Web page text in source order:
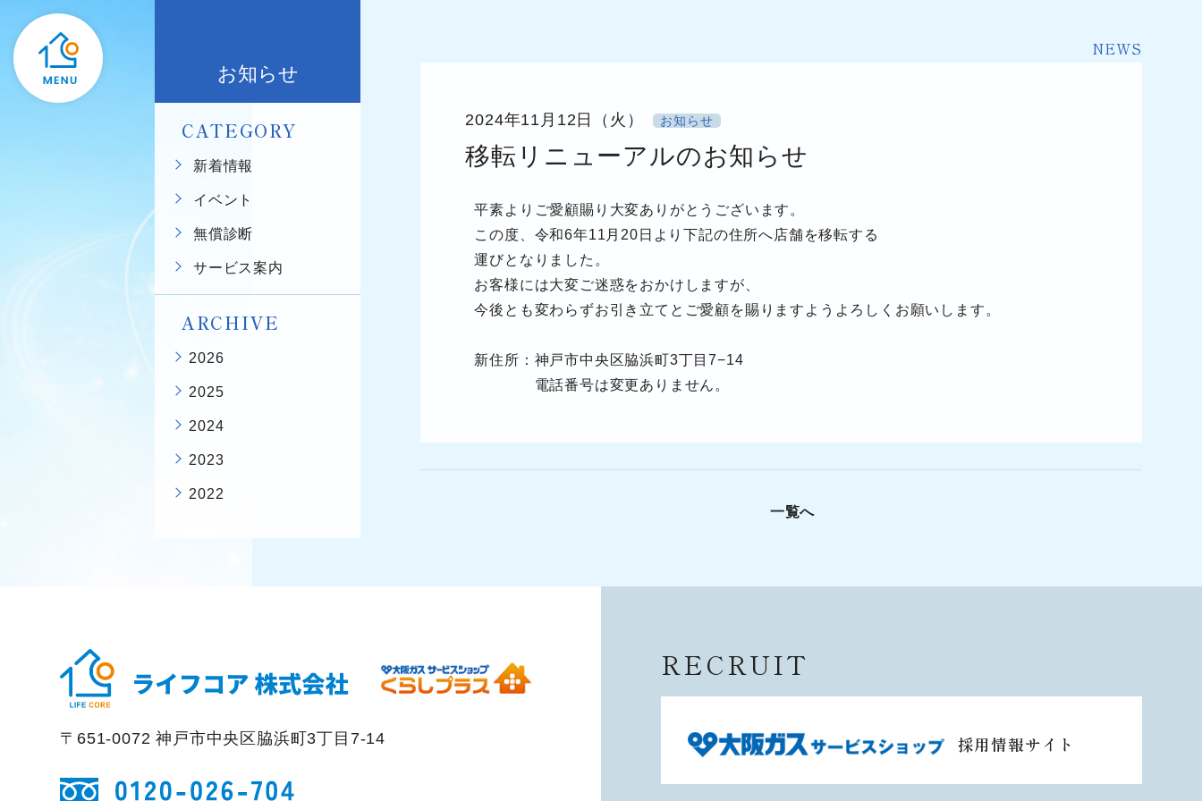
お知らせ
CATEGORY
新着情報
イベント
無償診断
サービス案内
ARCHIVE
2026
2025
2024
2023
2022
NEWS
2024年11月12日（火） お知らせ
移転リニューアルのお知らせ
平素よりご愛顧賜り大変ありがとうございます。
この度、令和6年11月20日より下記の住所へ店舗を移転する
運びとなりました。
お客様には大変ご迷惑をおかけしますが、
今後とも変わらずお引き立てとご愛顧を賜りますようよろしくお願いします。
新住所： 神戸市中央区脇浜町3丁目7−14
電話番号は変更ありません。
一覧へ
RECRUIT
採用情報サイト
〒651-0072 神戸市中央区脇浜町3丁目7-14